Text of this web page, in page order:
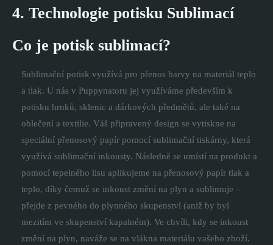
4. Technologie potisku Sublimací
Co je potisk sublimací?
Sublimační potisk využívá pro přenos barvy na materiál teplo
a tlak. U nás v Puppynatoru jej využíváme především k
potisku hrnků, sklenic a dárkových předmětů, ale také na
oblečení a textilie. Váš připravený design se vytiskne na
speciální přenosový papír pomocí sublimační tiskárny, která
využívá sublimační inkousty. Následně se umístí na produkt a
pomocí tepelného lisu aplikujeme na přenosový papír tlak a
teplo, díky čemuž se inkoust změní na plyn a sublimuje –
přejde z pevného do plynného skupenství (aniž by byl
mezitím ve skupenství kapalném). Ve chvíli, kdy se inkoust
změní na plyn, naváže se na vlákna materiálu vašeho zboží.